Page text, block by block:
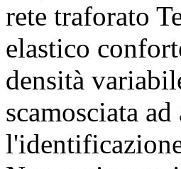
rete traforato
elastico
densità
scamosciata